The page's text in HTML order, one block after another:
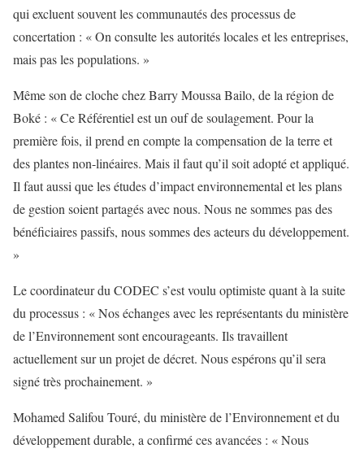
qui excluent souvent les communautés des processus de
concertation : « On consulte les autorités locales et les entreprises,
mais pas les populations. »
Même son de cloche chez Barry Moussa Bailo, de la région de
Boké : « Ce Référentiel est un ouf de soulagement. Pour la
première fois, il prend en compte la compensation de la terre et
des plantes non-linéaires. Mais il faut qu’il soit adopté et appliqué.
Il faut aussi que les études d’impact environnemental et les plans
de gestion soient partagés avec nous. Nous ne sommes pas des
bénéficiaires passifs, nous sommes des acteurs du développement.
»
Le coordinateur du CODEC s’est voulu optimiste quant à la suite
du processus : « Nos échanges avec les représentants du ministère
de l’Environnement sont encourageants. Ils travaillent
actuellement sur un projet de décret. Nous espérons qu’il sera
signé très prochainement. »
Mohamed Salifou Touré, du ministère de l’Environnement et du
développement durable, a confirmé ces avancées : « Nous